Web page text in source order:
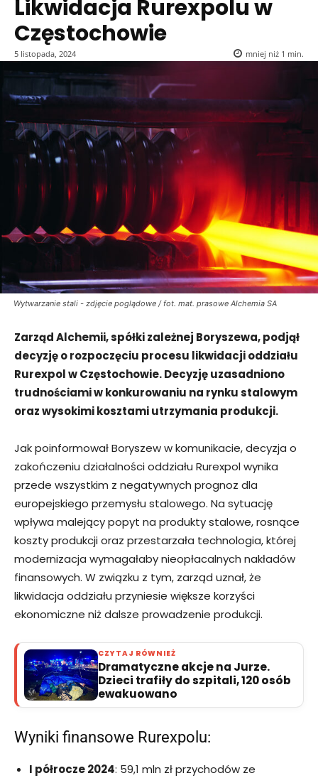
Likwidacja Rurexpolu w
Częstochowie
5 listopada, 2024 mniej niż 1 min.
Wytwarzanie stali - zdjęcie poglądowe / fot. mat. prasowe Alchemia SA
Zarząd Alchemii, spółki zależnej Boryszewa, podjął
decyzję o rozpoczęciu procesu likwidacji oddziału
Rurexpol w Częstochowie. Decyzję uzasadniono
trudnościami w konkurowaniu na rynku stalowym
oraz wysokimi kosztami utrzymania produkcji.
Jak poinformował Boryszew w komunikacie, decyzja o
zakończeniu działalności oddziału Rurexpol wynika
przede wszystkim z negatywnych prognoz dla
europejskiego przemysłu stalowego. Na sytuację
wpływa malejący popyt na produkty stalowe, rosnące
koszty produkcji oraz przestarzała technologia, której
modernizacja wymagałaby nieopłacalnych nakładów
finansowych. W związku z tym, zarząd uznał, że
likwidacja oddziału przyniesie większe korzyści
ekonomiczne niż dalsze prowadzenie produkcji.
CZYTAJ RÓWNIEŻ
Dramatyczne akcje na Jurze.
Dzieci trafiły do szpitali, 120 osób
ewakuowano
Wyniki finansowe Rurexpolu:
I półrocze 2024: 59,1 mln zł przychodów ze